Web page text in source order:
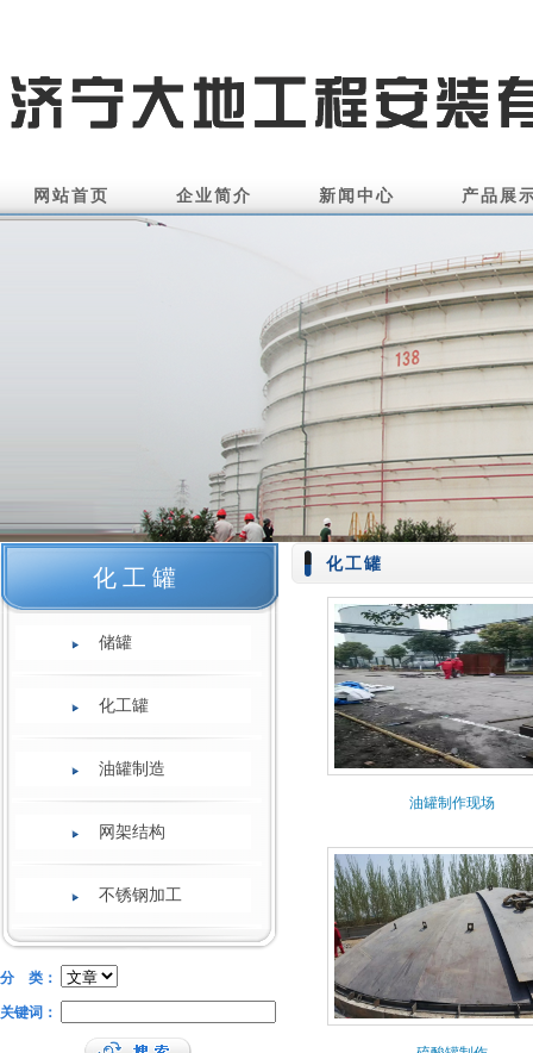
网站首页 企业简介 新闻中心 产品展
化工罐
储罐
化工罐
油罐制造
网架结构
不锈钢加工
分 类：
关键词：
化工罐
油罐制作现场